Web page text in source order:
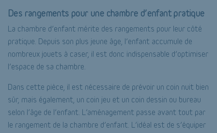
Des rangements pour une chambre d’enfant pratique
La chambre d’enfant mérite des rangements pour leur côté
pratique. Depuis son plus jeune âge, l’enfant accumule de
nombreux jouets à caser, il est donc indispensable d’optimiser
l’espace de sa chambre.
Dans cette pièce, il est nécessaire de prévoir un coin nuit bien
sûr, mais également, un coin jeu et un coin dessin ou bureau
selon l’âge de l’enfant. L’aménagement passe avant tout par
le rangement de la chambre d’enfant. L’idéal est de s’équiper